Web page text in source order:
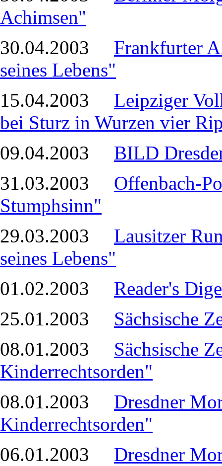
Achimsen"
30.04.2003 Frankfurter
seines Lebens"
15.04.2003 Leipziger
bei Sturz in Wurzen vier
09.04.2003 BILD
31.03.2003 Offenbach-
Stumphsinn"
29.03.2003 Lausitzer
seines Lebens"
01.02.2003 Reader's
25.01.2003 Sächsische
08.01.2003 Sächsische
Kinderrechtsorden"
08.01.2003 Dresdner
Kinderrechtsorden"
06.01.2003 Dresdner